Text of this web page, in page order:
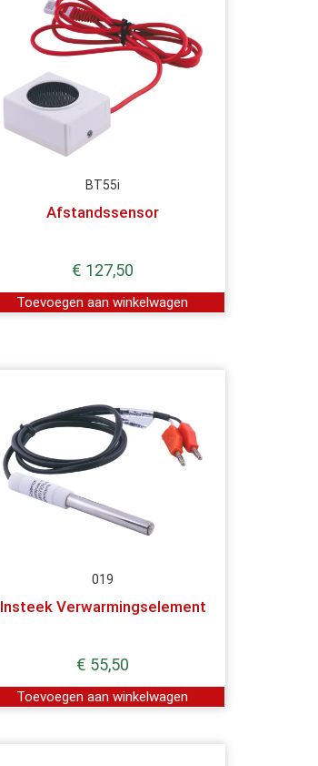
BT55i
Afstandssensor
€ 127,50
Toevoegen aan winkelwagen
019
Insteek Verwarmingselement
€ 55,50
Toevoegen aan winkelwagen